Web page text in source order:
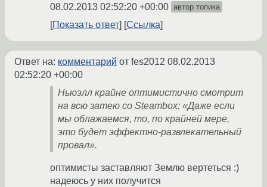
08.02.2013 02:52:20 +00:00 автор топика
Показать ответ Ссылка
Ответ на: комментарий от fes2012 08.02.2013
02:52:20 +00:00
Ньюэлл крайне оптимистично смотрит
на всю затею со Steambox: «Даже если
мы облажаемся, то, по крайней мере,
это будет эффектно-развлекательный
провал».
оптимисты заставляют Землю вертеться :)
надеюсь у них получится